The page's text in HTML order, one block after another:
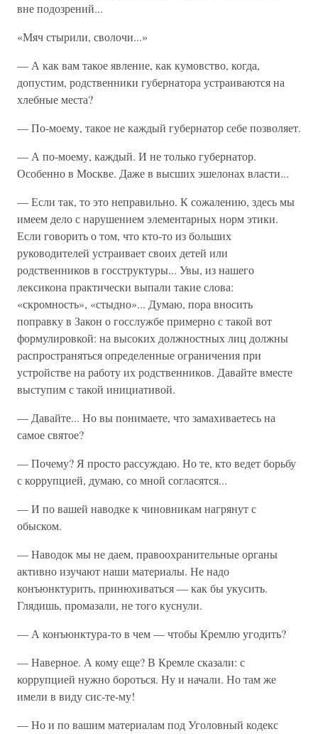
вне подозрений...
«Мяч стырили, сволочи...»
— А как вам такое явление, как кумовство, когда,
допустим, родственники губернатора устраиваются на
хлебные места?
— По-моему, такое не каждый губернатор себе позволяет.
— А по-моему, каждый. И не только губернатор.
Особенно в Москве. Даже в высших эшелонах власти...
— Если так, то это неправильно. К сожалению, здесь мы
имеем дело с нарушением элементарных норм этики.
Если говорить о том, что кто-то из больших
руководителей устраивает своих детей или
родственников в госструктуры... Увы, из нашего
лексикона практически выпали такие слова:
«скромность», «стыдно»... Думаю, пора вносить
поправку в Закон о госслужбе примерно с такой вот
формулировкой: на высоких должностных лиц должны
распространяться определенные ограничения при
устройстве на работу их родственников. Давайте вместе
выступим с такой инициативой.
— Давайте... Но вы понимаете, что замахиваетесь на
самое святое?
— Почему? Я просто рассуждаю. Но те, кто ведет борьбу
с коррупцией, думаю, со мной согласятся...
— И по вашей наводке к чиновникам нагрянут с
обыском.
— Наводок мы не даем, правоохранительные органы
активно изучают наши материалы. Не надо
конъюнктурить, принюхиваться — как бы укусить.
Глядишь, промазали, не того куснули.
— А конъюнктура-то в чем — чтобы Кремлю угодить?
— Наверное. А кому еще? В Кремле сказали: с
коррупцией нужно бороться. Ну и начали. Но там же
имели в виду сис-те-му!
— Но и по вашим материалам под Уголовный кодекс